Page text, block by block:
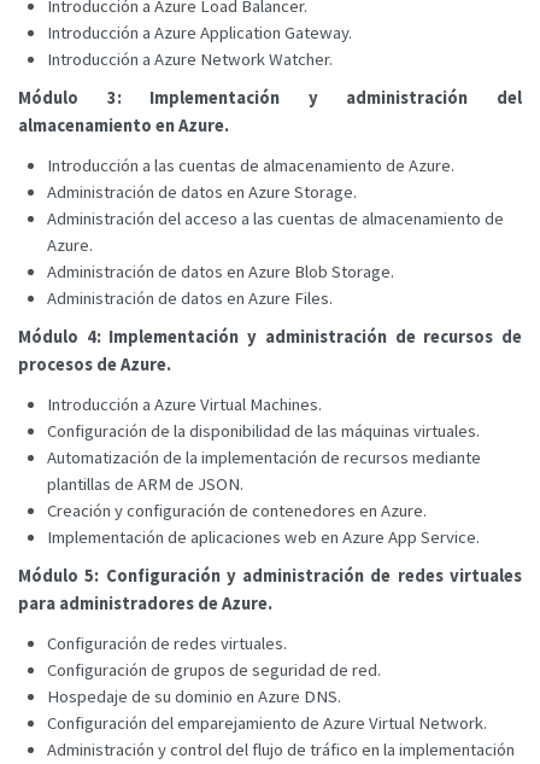
Introducción a Azure Load Balancer.
Introducción a Azure Application Gateway.
Introducción a Azure Network Watcher.
Módulo 3: Implementación y administración del
almacenamiento en Azure.
Introducción a las cuentas de almacenamiento de Azure.
Administración de datos en Azure Storage.
Administración del acceso a las cuentas de almacenamiento de
Azure.
Administración de datos en Azure Blob Storage.
Administración de datos en Azure Files.
Módulo 4: Implementación y administración de recursos de
procesos de Azure.
Introducción a Azure Virtual Machines.
Configuración de la disponibilidad de las máquinas virtuales.
Automatización de la implementación de recursos mediante
plantillas de ARM de JSON.
Creación y configuración de contenedores en Azure.
Implementación de aplicaciones web en Azure App Service.
Módulo 5: Configuración y administración de redes virtuales
para administradores de Azure.
Configuración de redes virtuales.
Configuración de grupos de seguridad de red.
Hospedaje de su dominio en Azure DNS.
Configuración del emparejamiento de Azure Virtual Network.
Administración y control del flujo de tráfico en la implementación